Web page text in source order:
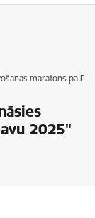
maratons pa
2025"